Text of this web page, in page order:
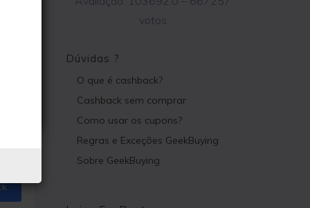
votos
Dúvidas ?
O que é cashback?
Cashback sem comprar
Como usar os cupons?
Regras e Exceções GeekBuying
Sobre GeekBuying